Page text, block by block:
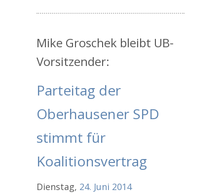
Mike Groschek bleibt UB-
Vorsitzender:
Parteitag der
Oberhausener SPD
stimmt für
Koalitionsvertrag
Dienstag, 24. Juni 2014